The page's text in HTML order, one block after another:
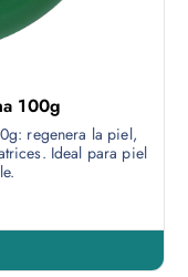
100g
regenera la piel,
Ideal para piel